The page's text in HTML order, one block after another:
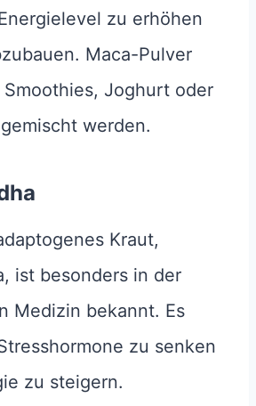
zu erhöhen
Maca-Pulver
Joghurt oder
werden.
Kraut,
ist besonders in der
Medizin bekannt. Es
zu senken
zu steigern.